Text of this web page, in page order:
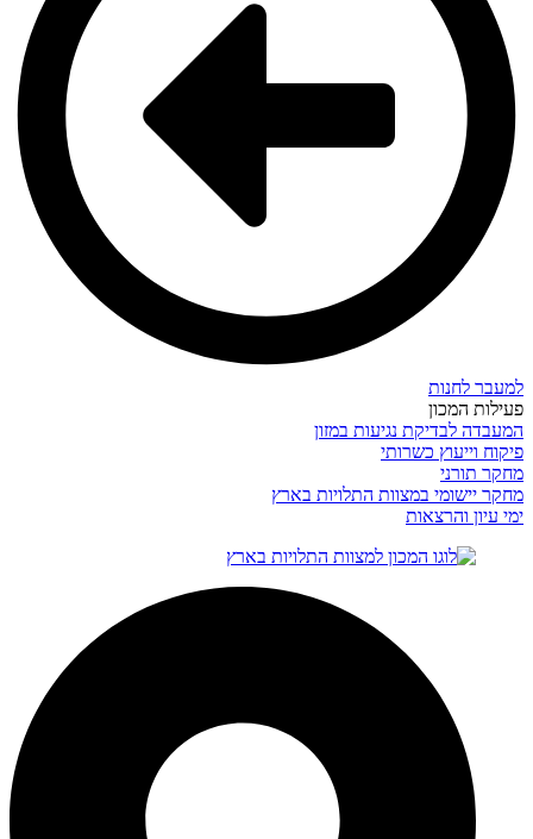
למעבר לחנות
פעילות המכון
המעבדה לבדיקת נגיעות במזון
פיקוח וייעוץ כשרותי
מחקר תורני
מחקר יישומי במצוות התלויות בארץ
ימי עיון והרצאות